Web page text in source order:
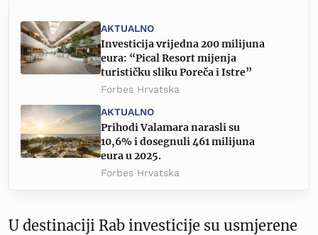
AKTUALNO
Investicija vrijedna 200 milijuna
eura: “Pical Resort mijenja
turističku sliku Poreča i Istre”
Forbes Hrvatska
AKTUALNO
Prihodi Valamara narasli su
10,6% i dosegnuli 461 milijuna
eura u 2025.
Forbes Hrvatska
U destinaciji Rab investicije su usmjerene